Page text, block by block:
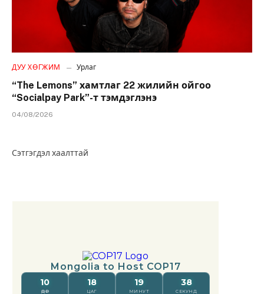
ДУУ ХӨГЖИМ Урлаг
“The Lemons” хамтлаг 22 жилийн ойгоо
“Socialpay Park”-т тэмдэглэнэ
04/08/2026
Сэтгэгдэл хаалттай